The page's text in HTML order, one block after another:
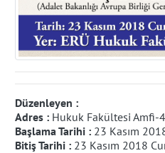
Düzenleyen :
Adres : Hukuk Fakültesi Amfi-4
Başlama Tarihi : 23 Kasım
Bitiş Tarihi : 23 Kasım 2018